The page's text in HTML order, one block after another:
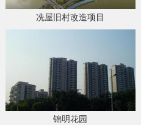
冼屋旧村改造项目
锦明花园